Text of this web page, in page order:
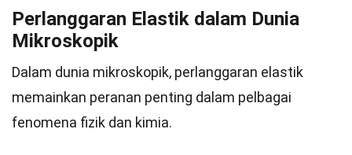
Perlanggaran Elastik dalam Dunia
Mikroskopik
Dalam dunia mikroskopik, perlanggaran elastik
memainkan peranan penting dalam pelbagai
fenomena fizik dan kimia.